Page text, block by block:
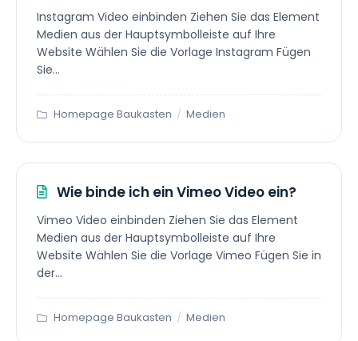
Instagram Video einbinden Ziehen Sie das Element
Medien aus der Hauptsymbolleiste auf Ihre
Website Wählen Sie die Vorlage Instagram Fügen
Sie...
Homepage Baukasten / Medien
Wie binde ich ein Vimeo Video ein?
Vimeo Video einbinden Ziehen Sie das Element
Medien aus der Hauptsymbolleiste auf Ihre
Website Wählen Sie die Vorlage Vimeo Fügen Sie in
der...
Homepage Baukasten / Medien